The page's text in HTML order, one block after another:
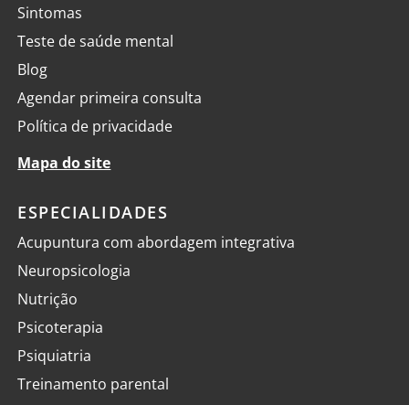
Sintomas
Teste de saúde mental
Blog
Agendar primeira consulta
Política de privacidade
Mapa do site
ESPECIALIDADES
Acupuntura com abordagem integrativa
Neuropsicologia
Nutrição
Psicoterapia
Psiquiatria
Treinamento parental